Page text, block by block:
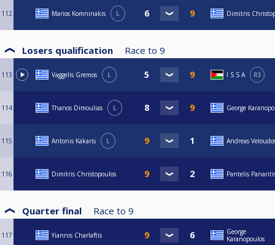
112 Marios Komninakis L Dimitris
Losers qualification Race to 9
113 Vaggelis Gremos L I S S A R3
114 Thanos Dimoulias L George
115 Antonis Kakaris L Andreas
116 Dimitris Christopoulos Pantelis
Quarter final Race to 9
117 Yiannis Charlaftis
George
Karanopoulos